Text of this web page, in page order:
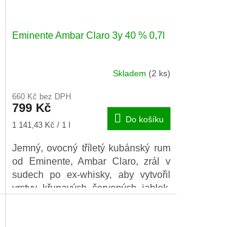
Eminente Ambar Claro 3y 40 % 0,7l
Skladem (2 ks)
660 Kč bez DPH
799 Kč
Měrná
1 141,43 Kč / 1 l
Do košíku
Jemný, ovocný tříletý kubánský rum
od Eminente, Ambar Claro, zrál v
sudech po ex-whisky, aby vytvořil
vrstvy křupavých červených jablek,